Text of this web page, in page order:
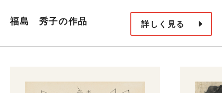
福島 秀子の作品 詳しく見る